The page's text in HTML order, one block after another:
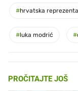
#hrvatska
#luka modrić #
PROČITAJTE JOŠ